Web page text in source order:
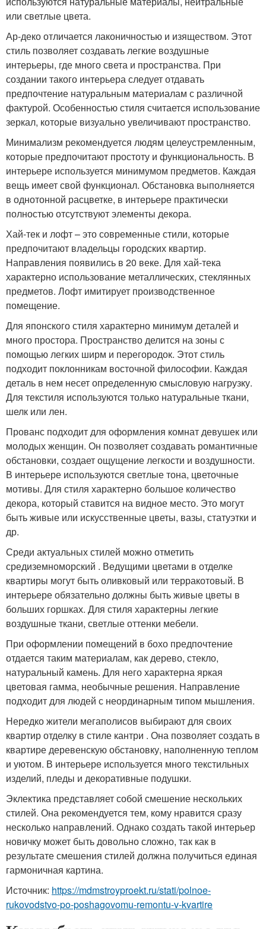
или светлые цвета.
Ар-деко отличается лаконичностью и изяществом. Этот
стиль позволяет создавать легкие воздушные
интерьеры, где много света и пространства. При
создании такого интерьера следует отдавать
предпочтение натуральным материалам с различной
фактурой. Особенностью стиля считается использование
зеркал, которые визуально увеличивают пространство.
Минимализм рекомендуется людям целеустремленным,
которые предпочитают простоту и функциональность. В
интерьере используется минимумом предметов. Каждая
вещь имеет свой функционал. Обстановка выполняется
в однотонной расцветке, в интерьере практически
полностью отсутствуют элементы декора.
Хай-тек и лофт – это современные стили, которые
предпочитают владельцы городских квартир.
Направления появились в 20 веке. Для хай-тека
характерно использование металлических, стеклянных
предметов. Лофт имитирует производственное
помещение.
Для японского стиля характерно минимум деталей и
много простора. Пространство делится на зоны с
помощью легких ширм и перегородок. Этот стиль
подходит поклонникам восточной философии. Каждая
деталь в нем несет определенную смысловую нагрузку.
Для текстиля используются только натуральные ткани,
шелк или лен.
Прованс подходит для оформления комнат девушек или
молодых женщин. Он позволяет создавать романтичные
обстановки, создает ощущение легкости и воздушности.
В интерьере используются светлые тона, цветочные
мотивы. Для стиля характерно большое количество
декора, который ставится на видное место. Это могут
быть живые или искусственные цветы, вазы, статуэтки и
др.
Среди актуальных стилей можно отметить
средиземноморский . Ведущими цветами в отделке
квартиры могут быть оливковый или терракотовый. В
интерьере обязательно должны быть живые цветы в
больших горшках. Для стиля характерны легкие
воздушные ткани, светлые оттенки мебели.
При оформлении помещений в бохо предпочтение
отдается таким материалам, как дерево, стекло,
натуральный камень. Для него характерна яркая
цветовая гамма, необычные решения. Направление
подходит для людей с неординарным типом мышления.
Нередко жители мегаполисов выбирают для своих
квартир отделку в стиле кантри . Она позволяет создать в
квартире деревенскую обстановку, наполненную теплом
и уютом. В интерьере используется много текстильных
изделий, пледы и декоративные подушки.
Эклектика представляет собой смешение нескольких
стилей. Она рекомендуется тем, кому нравится сразу
несколько направлений. Однако создать такой интерьер
новичку может быть довольно сложно, так как в
результате смешения стилей должна получиться единая
гармоничная картина.
Источник: https://mdmstroyproekt.ru/stati/polnoe-
rukovodstvo-po-poshagovomu-remontu-v-kvartire